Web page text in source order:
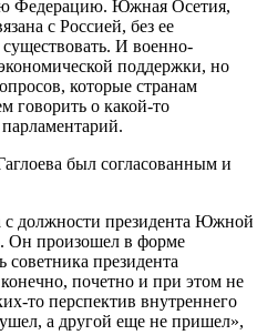
Федерацию. Южная Осетия,
с Россией, без ее
И военно-
поддержки, но
которые странам
говорить о какой-то
был согласованным и
с должности президента Южной
Он произошел в форме
советника президента
почетно и при этом не
то перспектив внутреннего
а другой еще не пришел»,